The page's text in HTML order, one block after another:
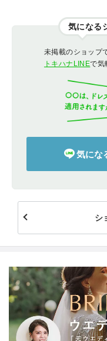
気になる
未掲載のショップ
トキハナLINEで気
気にな
シ